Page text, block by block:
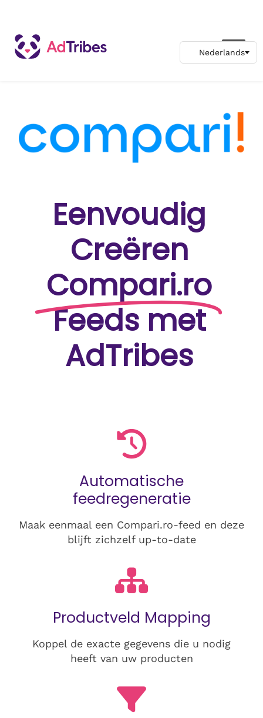
Eenvoudig
Creëren
Compari.ro
Feeds met
AdTribes
Automatische
feedregeneratie
Maak eenmaal een Compari.ro-feed en deze
blijft zichzelf up-to-date
Productveld Mapping
Koppel de exacte gegevens die u nodig
heeft van uw producten